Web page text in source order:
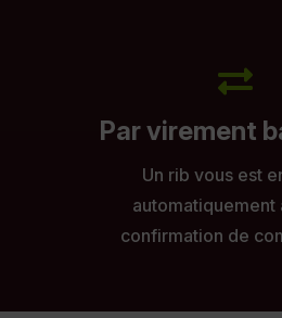
Par virement
Un rib vous est
automatiquement
confirmation de